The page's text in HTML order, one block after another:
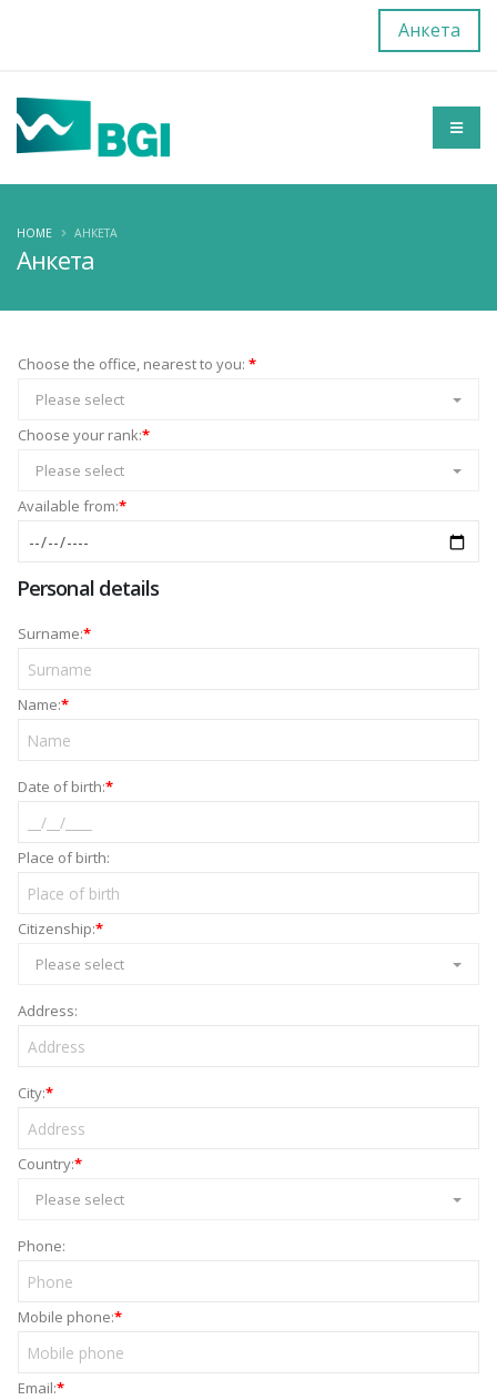
Анкета
Анкета
HOME АНКЕТА
Choose the office, nearest to you: *
Please select
Choose your rank:*
Please select
Available from:*
Personal details
Surname:*
Name:*
Date of birth:*
Place of birth:
Citizenship:*
Please select
Address:
City:*
Country:*
Please select
Phone:
Mobile phone:*
Email:*